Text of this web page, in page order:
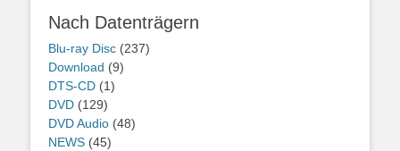
Nach Datenträgern
Blu-ray Disc (237)
Download (9)
DTS-CD (1)
DVD (129)
DVD Audio (48)
NEWS (45)